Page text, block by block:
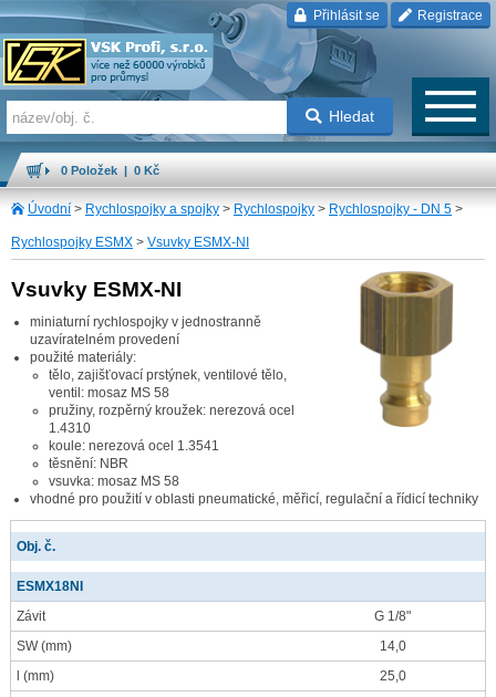
Přihlásit se Registrace
Hledat
0 Položek | 0 Kč
Úvodní > Rychlospojky a spojky > Rychlospojky > Rychlospojky - DN 5 >
Rychlospojky ESMX > Vsuvky ESMX-NI
Vsuvky ESMX-NI
miniaturní rychlospojky v jednostranně
uzavíratelném provedení
použité materiály:
tělo, zajišťovací prstýnek, ventilové tělo,
ventil: mosaz MS 58
pružiny, rozpěrný kroužek: nerezová ocel
1.4310
koule: nerezová ocel 1.3541
těsnění: NBR
vsuvka: mosaz MS 58
vhodné pro použití v oblasti pneumatické, měřicí, regulační a řídicí techniky
Obj. č.
ESMX18NI
Závit
G 1/8"
SW(mm)
14,0
(mm)
25,0